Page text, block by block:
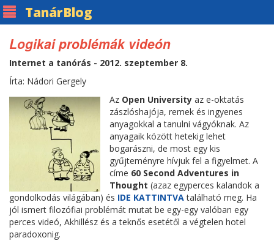
TanárBlog
Logikai problémák videón
Internet a tanórás - 2012. szeptember 8.
Írta: Nádori Gergely
Az Open Universityaz e-oktatás
zászlóshajója, remek és ingyenes
anyagokkal a tanulni vágyóknak. Az
anyagaik között hetekig lehet
bogarászni, de most egy kis
gyűjteményre hívjuk fel a figyelmet. A
címe 60 Second Adventures in
Thought (azaz egyperces kalandok a
gondolkodás világában) és IDE KATTINTVAtalálható meg. Ha
jól ismert filozófiai problémát mutat be egy-egy valóban egy
perces videó, Akhillész és a teknős esetétől a végtelen hotel
paradoxonig.